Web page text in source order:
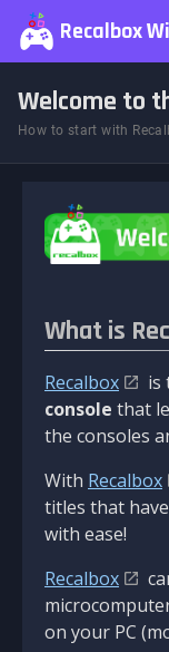
Recalbox
Welcome to
How to start with
What is
Recalbox is
console that
the consoles
With Recalbox
titles that
with ease!
Recalbox
on your PC